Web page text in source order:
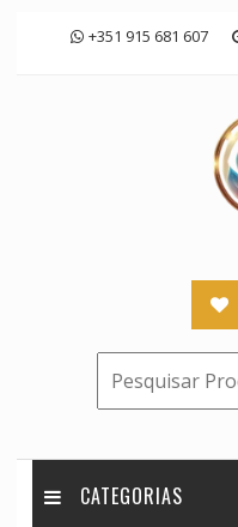
+351 915 681 607
CATEGORIAS